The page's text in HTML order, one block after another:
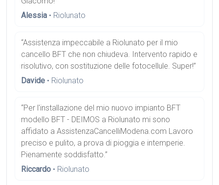
Alessia • Riolunato
“Assistenza impeccabile a Riolunato per il mio
cancello BFT che non chiudeva. Intervento rapido e
risolutivo, con sostituzione delle fotocellule. Super!”
Davide • Riolunato
“Per l'installazione del mio nuovo impianto BFT
modello BFT - DEIMOS a Riolunato mi sono
affidato a AssistenzaCancelliModena.com Lavoro
preciso e pulito, a prova di pioggia e intemperie.
Pienamente soddisfatto.”
Riccardo • Riolunato